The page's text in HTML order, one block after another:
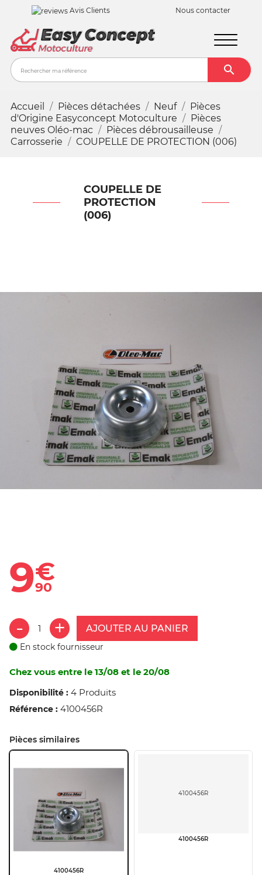
Avis Clients Nous contacter

Accueil Pièces détachées Neuf
Pièces
d'Origine Easyconcept Motoculture
Pièces
neuves Oléo-mac
Pièces débrousailleuse
Carrosserie
COUPELLE DE PROTECTION (006)
COUPELLE DE
PROTECTION
(006)
9€
90
AJOUTER AU PANIER
En stock fournisseur
Chez vous entre le 13/08 et le 20/08
Disponibilité : 4 Produits
Référence : 4100456R
Pièces similaires
4100456R
4100456R
4100456R